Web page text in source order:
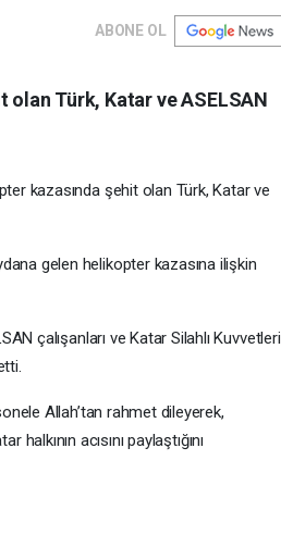
ABONE OL
Türk, Katar ve ASELSAN
kazasında şehit olan Türk, Katar ve
gelen helikopter kazasına ilişkin
çalışanları ve Katar Silahlı Kuvvetleri
Allah’tan rahmet dileyerek,
acısını paylaştığını